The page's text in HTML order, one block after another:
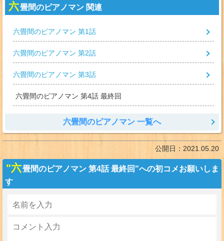
六畳間のピアノマン 関連
六畳間のピアノマン 第1話
六畳間のピアノマン 第2話
六畳間のピアノマン 第3話
六畳間のピアノマン 第4話 最終回
六畳間のピアノマン 一覧へ
公開日： 2021.05.20
"六畳間のピアノマン 第4話 最終回"への初コメお願いしま
す